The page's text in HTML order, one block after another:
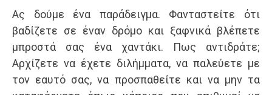
Ας δούμε ένα παράδειγμα. Φανταστείτε ότι
βαδίζετε σε έναν δρόμο και ξαφνικά βλέπετε
μπροστά σας ένα χαντάκι. Πως αντιδράτε;
Αρχίζετε να έχετε διλήμματα, να παλεύετε με
τον εαυτό σας, να προσπαθείτε και να μην τα